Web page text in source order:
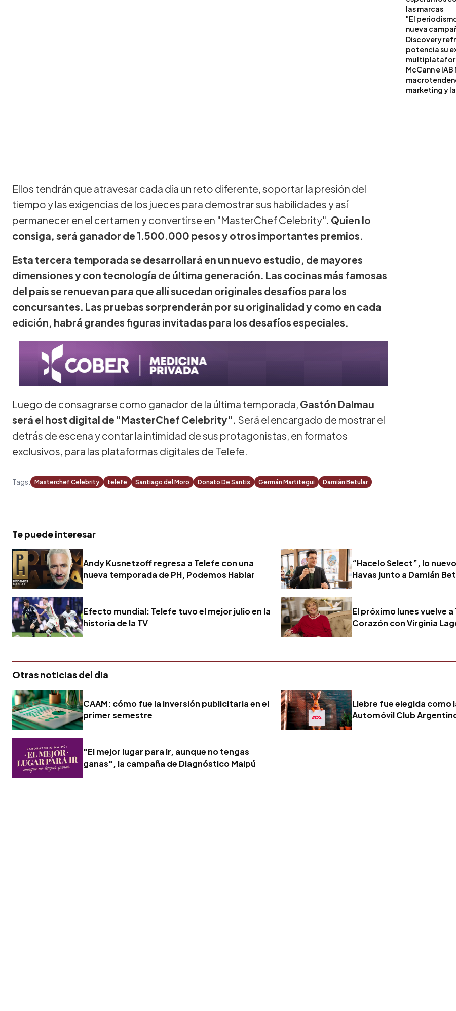
Ellos tendrán que atravesar cada día un reto diferente, soportar la presión del
tiempo y las exigencias de los jueces para demostrar sus habilidades y así
permanecer en el certamen y convertirse en "MasterChef Celebrity". Quien lo
consiga, será ganador de 1.500.000 pesos y otros importantes premios.
Esta tercera temporada se desarrollará en un nuevo estudio, de mayores
dimensiones y con tecnología de última generación. Las cocinas más famosas
del país se renuevan para que allí sucedan originales desafíos para los
concursantes. Las pruebas sorprenderán por su originalidad y como en cada
edición, habrá grandes figuras invitadas para los desafíos especiales.
Luego de consagrarse como ganador de la última temporada, Gastón Dalmau
será el host digital de "MasterChef Celebrity". Será el encargado de mostrar el
detrás de escena y contar la intimidad de sus protagonistas, en formatos
exclusivos, para las plataformas digitales de Telefe.
Tags: Masterchef Celebrity telefe Santiago del Moro Donato De Santis Germán Martitegui Damián Betular
las marcas
"El
nueva
Discovery
potencia su
McCann e
marketing y
Te puede interesar
Andy Kusnetzoff regresa a Telefe con una
nueva temporada de PH, Podemos Hablar
“Hacelo Select”, lo
Havas junto a Damián
Efecto mundial: Telefe tuvo el mejor julio en la
historia de la TV
El próximo lunes vuelve
Corazón con Virginia
Otras noticias del dia
CAAM: cómo fue la inversión publicitaria en el
primer semestre
Liebre fue elegida como
Automóvil Club
"El mejor lugar para ir, aunque no tengas
ganas", la campaña de Diagnóstico Maipú